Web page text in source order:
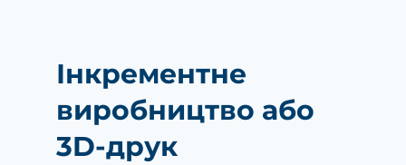
Інкрементне
виробництво або
3D-друк